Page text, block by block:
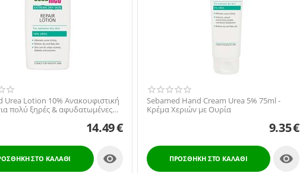
Urea Lotion 10% Ανακουφιστική
πολύ ξηρές & αφυδατωμένες
...
14.49€
ΣΤΟ ΚΑΛΆΘΙ 
Sebamed Hand Cream Urea 5% 75ml -
Κρέμα Χεριών με Ουρία
9.35€
ΠΡΟΣΘΉΚΗ ΣΤΟ ΚΑΛΆΘΙ 